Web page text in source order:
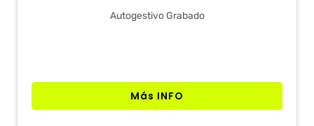
Autogestivo Grabado
Más INFO